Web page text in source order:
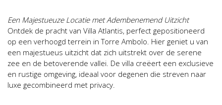
Een Majestueuze Locatie met Adembenemend Uitzicht
Ontdek de pracht van Villa Atlantis, perfect gepositioneerd
op een verhoogd terrein in Torre Ambolo. Hier geniet u van
een majestueus uitzicht dat zich uitstrekt over de serene
zee en de betoverende vallei. De villa creëert een exclusieve
en rustige omgeving, ideaal voor degenen die streven naar
luxe gecombineerd met privacy.